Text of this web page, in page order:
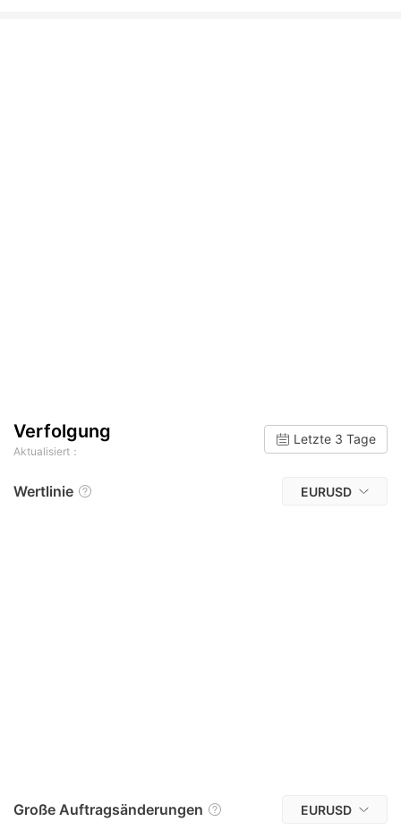
Verfolgung
Aktualisiert：
Letzte 3 Tage
Wertlinie EURUSD
Große Auftragsänderungen EURUSD